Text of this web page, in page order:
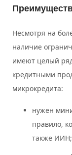
Несмотря на
наличие
имеют целый
кредитными
микрокредита:
нужен
правило,
также ИИН;